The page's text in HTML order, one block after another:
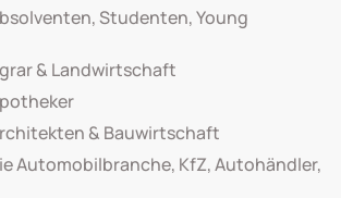
Studenten, Young
& Landwirtschaft
& Bauwirtschaft
Automobilbranche, KfZ, Autohändler,